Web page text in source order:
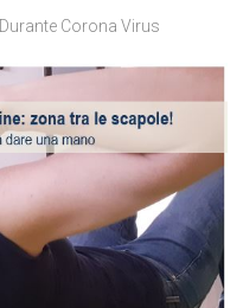
Durante Corona Virus